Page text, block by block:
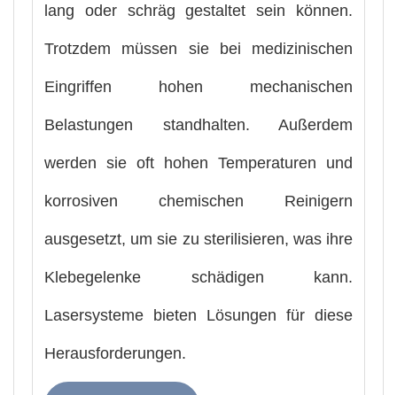
lang oder schräg gestaltet sein können.
Trotzdem müssen sie bei medizinischen
Eingriffen hohen mechanischen
Belastungen standhalten. Außerdem
werden sie oft hohen Temperaturen und
korrosiven chemischen Reinigern
ausgesetzt, um sie zu sterilisieren, was ihre
Klebegelenke schädigen kann.
Lasersysteme bieten Lösungen für diese
Herausforderungen.